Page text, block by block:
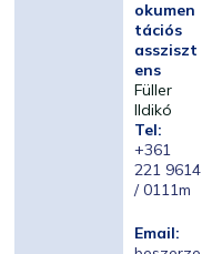
okumen
tációs
assziszt
ens
Füller
Ildikó
Tel:
+361
221 9614
/ 0111m
Email: